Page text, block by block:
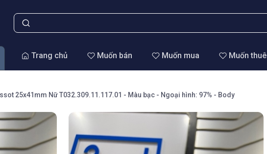
Trang chủ Muốn bán Muốn mua Muốn thuê
25x41mm Nữ T032.309.11.117.01 - Màu bạc - Ngoại hình: 97% - Body